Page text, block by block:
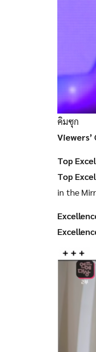
คิมซุก
Top
Top
in the